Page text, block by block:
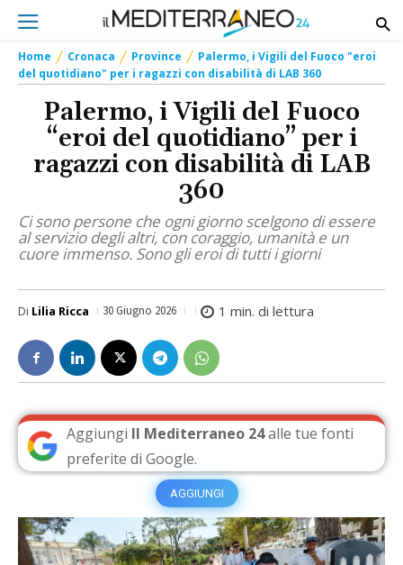
Home Cronaca Province
Palermo, i Vigili del Fuoco "eroi
del quotidiano" per i ragazzi con disabilità di LAB 360
Palermo, i Vigili del Fuoco
“eroi del quotidiano” per i
ragazzi con disabilità di LAB
360
Ci sono persone che ogni giorno scelgono di essere
al servizio degli altri, con coraggio, umanità e un
cuore immenso. Sono gli eroi di tutti i giorni
Di Lilia Ricca 30 Giugno 2026 1 min. di lettura
Aggiungi Il Mediterraneo 24alle tue fonti
preferite di Google.
AGGIUNGI